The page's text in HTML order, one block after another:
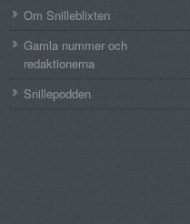
Om Snilleblixten
Gamla nummer och
redaktionerna
Snillepodden